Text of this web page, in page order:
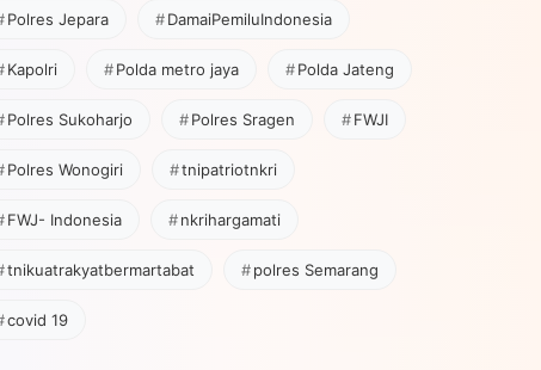
Polres Jepara DamaiPemiluIndonesia
Kapolri Polda metro jaya Polda Jateng
Polres Sukoharjo Polres Sragen FWJI
Polres Wonogiri tnipatriotnkri
FWJ- Indonesia nkrihargamati
tnikuatrakyatbermartabat polres Semarang
covid 19